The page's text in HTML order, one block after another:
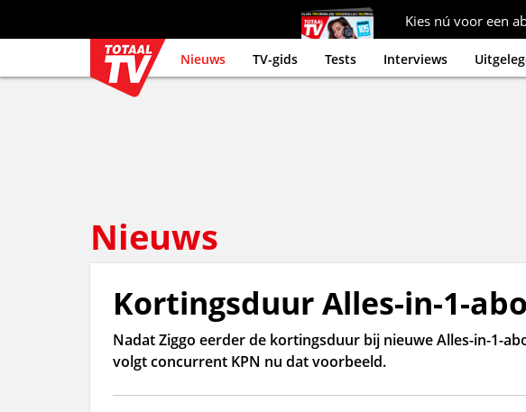
Kies nú voor een
Nieuws TV-gids Tests Interviews
Nieuws
Kortingsduur Alles-in-1-
Nadat Ziggo eerder de kortingsduur bij nieuwe Alles-in-1-
volgt concurrent KPN nu dat voorbeeld.